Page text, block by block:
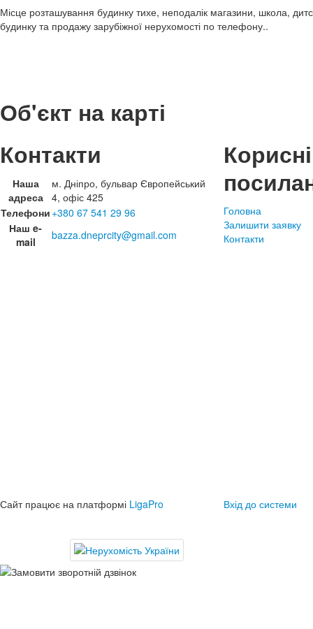
Місце розташування будинку тихе, неподалік магазини, школа,
будинку та продажу зарубіжної нерухомості по телефону..
Об'єкт на карті
Контакти
Наша
адреса
м. Дніпро, бульвар Європейський
4, офіс 425
Телефони +380 67 541 29 96
Наш e-
mail
bazza.dneprcity@gmail.com
Корисні
Головна
Залишити заявку
Контакти
Сайт працює на платформі LigaPro Вхід до системи